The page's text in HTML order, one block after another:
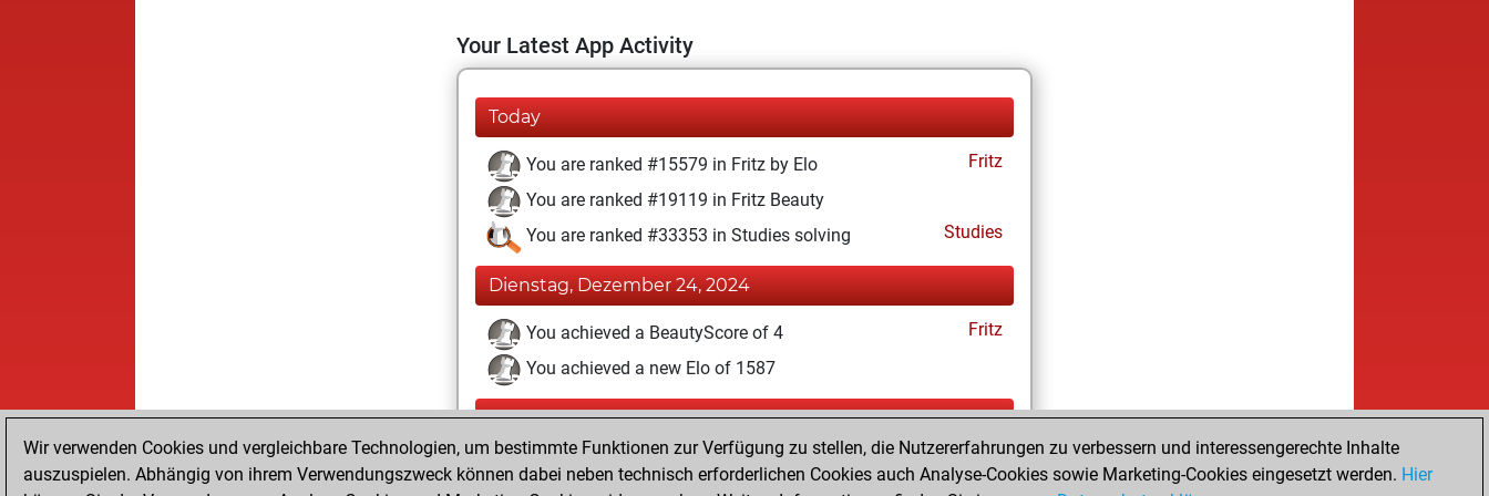
Your Latest App Activity
Today
You are ranked #15579 in Fritz by Elo
Fritz
You are ranked #19119 in Fritz Beauty
You are ranked #33353 in Studies solving
Studies
Dienstag, Dezember 24, 2024
You achieved a BeautyScore of 4
Fritz
You achieved a new Elo of 1587
Montag, Dezember 23, 2024
You created your Fritz account
Fritz
Wir verwenden Cookies und vergleichbare Technologien, um bestimmte Funktionen zur Verfügung zu stellen, die Nutzererfahrungen zu verbessern und interessengerechte Inhalte
auszuspielen. Abhängig von ihrem Verwendungszweck können dabei neben technisch erforderlichen Cookies auch Analyse-Cookies sowie Marketing-Cookies eingesetzt werden. Hier